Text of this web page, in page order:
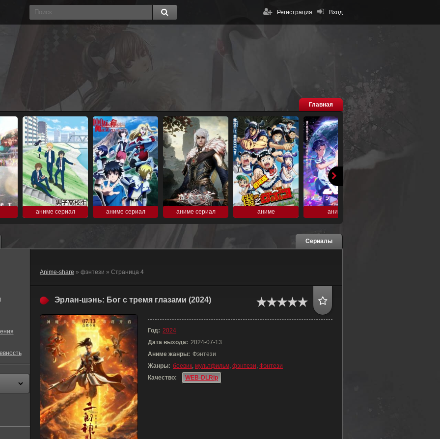
Вход
Регистрация
Главная
аниме сериал аниме сериал аниме сериал аниме аниме
Сериалы
Anime-share » фэнтези » Страница 4
Эрлан-шэнь: Бог с тремя глазами (2024)
Год: 2024
Дата выхода: 2024-07-13
Аниме жанры: Фэнтези
Жанры: боевик, мультфильм, фэнтези, Фэнтези
Качество:
WEB-DLRip